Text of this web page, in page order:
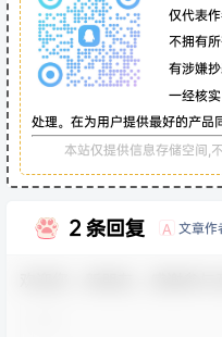
仅代表
不拥有
有涉嫌
一经核
处理。在为用户提供最好的产品
本站仅提供信息存储空间,
2 条回复 A 文章作